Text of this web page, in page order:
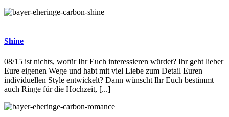
|
Shine
08/15 ist nichts, wofür Ihr Euch interessieren würdet? Ihr geht lieber
Eure eigenen Wege und habt mit viel Liebe zum Detail Euren
individuellen Style entwickelt? Dann wünscht Ihr Euch bestimmt
auch Ringe für die Hochzeit, [...]